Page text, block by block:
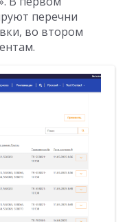
перечни
во втором